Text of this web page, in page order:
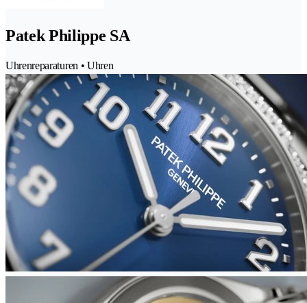
Patek Philippe SA
Uhrenreparaturen • Uhren